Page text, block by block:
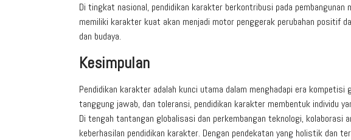
Di tingkat nasional, pendidikan karakter berkontribusi pada pembangunan
memiliki karakter kuat akan menjadi motor penggerak perubahan positif
dan budaya.
Kesimpulan
Pendidikan karakter adalah kunci utama dalam menghadapi era
tanggung jawab, dan toleransi, pendidikan karakter membentuk individu
Di tengah tantangan globalisasi dan perkembangan teknologi, kolaborasi
keberhasilan pendidikan karakter. Dengan pendekatan yang holistik dan